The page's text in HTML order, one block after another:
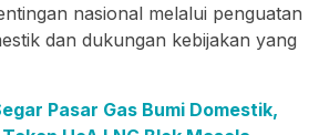
nasional melalui penguatan
dan dukungan kebijakan yang
Pasar Gas Bumi Domestik,